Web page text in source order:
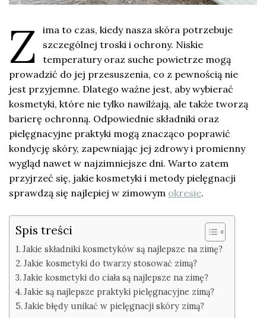
Z
ima to czas, kiedy nasza skóra potrzebuje
szczególnej troski i ochrony. Niskie
temperatury oraz suche powietrze mogą
prowadzić do jej przesuszenia, co z pewnością nie
jest przyjemne. Dlatego ważne jest, aby wybierać
kosmetyki, które nie tylko nawilżają, ale także tworzą
barierę ochronną. Odpowiednie składniki oraz
pielęgnacyjne praktyki mogą znacząco poprawić
kondycję skóry, zapewniając jej zdrowy i promienny
wygląd nawet w najzimniejsze dni. Warto zatem
przyjrzeć się, jakie kosmetyki i metody pielęgnacji
sprawdzą się najlepiej w zimowym okresie.
Spis treści
Jakie składniki kosmetyków są najlepsze na zimę?
Jakie kosmetyki do twarzy stosować zimą?
Jakie kosmetyki do ciała są najlepsze na zimę?
Jakie są najlepsze praktyki pielęgnacyjne zimą?
Jakie błędy unikać w pielęgnacji skóry zimą?